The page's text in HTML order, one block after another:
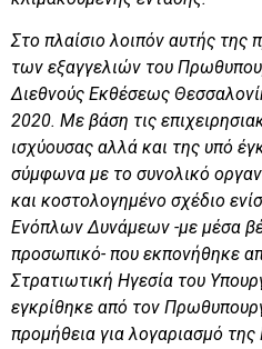
Στο πλαίσιο λοιπόν αυτής της
των εξαγγελιών του
Διεθνούς Εκθέσεως
2020. Με βάση τις
ισχύουσας αλλά και της υπό
σύμφωνα με το συνολικό
και κοστολογημένο σχέδιο
Ενόπλων Δυνάμεων -με μέσα
προσωπικό- που εκπονήθηκε
Στρατιωτική Ηγεσία του
εγκρίθηκε από τον
προμήθεια για λογαριασμό